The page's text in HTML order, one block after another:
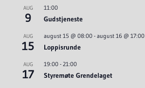
AUG
9
11:00
Gudstjeneste
AUG
15
august 15 @ 08:00- august 16 @ 17:00
Loppisrunde
AUG
17
19:00- 21:00
Styremøte Grendelaget